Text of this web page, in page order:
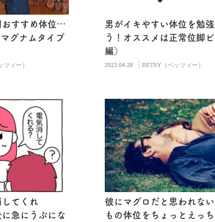
おすすめ体位…
グナムタイプ
ツィー）
男がイキやすい体位を勉強
う！オススメは正常位脚
編）
2023.04.28 BETSY（ベッツィー）
してくれ
急にうぶにな
彼にマグロだと思われな
もの体位をちょっとえっ